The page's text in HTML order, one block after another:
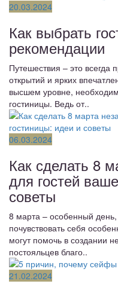
20.03.2024
Как выбрать
рекомендации
Путешествия – это
открытий и ярких
высшем уровне,
гостиницы. Ведь от..
06.03.2024
Как сделать 8
для гостей
советы
8 марта – особенный
почувствовать себя
могут помочь в создании
постояльцев благо..
21.02.2024